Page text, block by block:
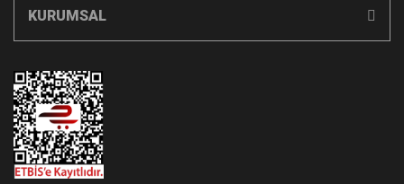
KURUMSAL